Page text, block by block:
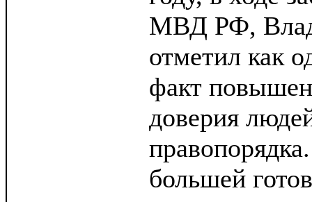
МВД РФ,
отметил как
факт
доверия
большей